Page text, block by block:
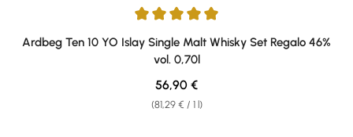
Average rating of 5 out of 5 stars
Ardbeg Ten 10 YO Islay Single Malt Whisky Set Regalo 46%
vol. 0,70l
(81,29 € / 1 l)
Regular price:
56,90 €